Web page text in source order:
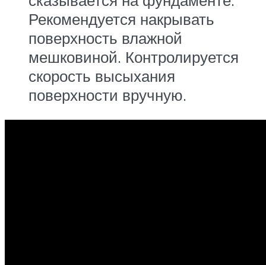
Рекомендуется накрывать
поверхность влажной
мешковиной. Контролируется
скорость высыхания
поверхности вручную.